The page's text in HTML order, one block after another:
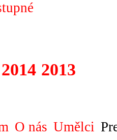
2014 2013
O nás Umělci